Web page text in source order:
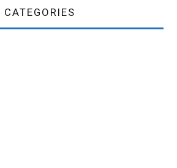
CATEGORIES